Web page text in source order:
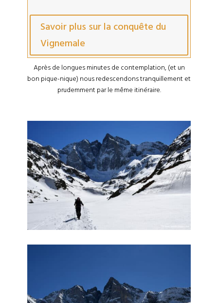
Savoir plus sur la conquête du
Vignemale
Après de longues minutes de contemplation, (et un
bon pique-nique) nous redescendons tranquillement et
prudemment par le même itinéraire.